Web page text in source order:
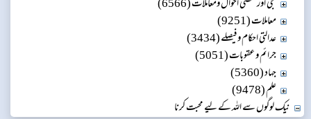
نجی اور شخصی احوال ومعاملات (6566)
معاملات (9251)
عدالتی احکام و فیصلے (3434)
جرائم و عقوبات (5051)
جہاد (5360)
علم (9478)
نیک لوگوں سے اللہ کے لیے محبت کرنا